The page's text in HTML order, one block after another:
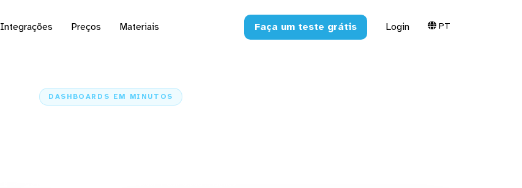
Integrações Preços Materiais Faça um teste grátis Login PT
DASHBOARDS EM MINUTOS